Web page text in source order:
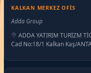
KALKAN MERKEZ OFIS
Adda Group
ADDA YATIRIM TURİZM
Cad No:18/1 Kalkan Kaş/